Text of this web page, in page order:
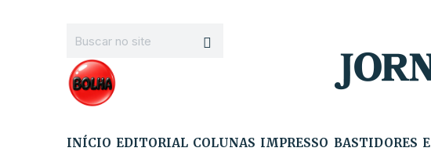
INÍCIO EDITORIAL COLUNAS IMPRESSO BASTIDORES